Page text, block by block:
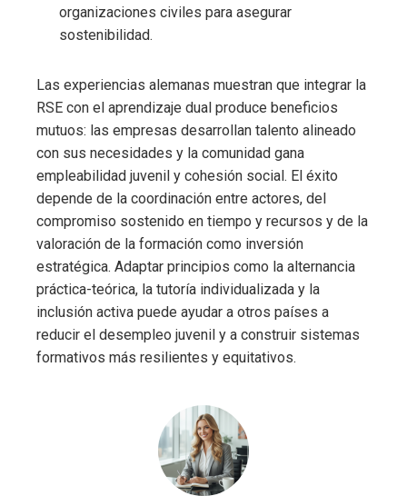
organizaciones civiles para asegurar
sostenibilidad.
Las experiencias alemanas muestran que integrar la
RSE con el aprendizaje dual produce beneficios
mutuos: las empresas desarrollan talento alineado
con sus necesidades y la comunidad gana
empleabilidad juvenil y cohesión social. El éxito
depende de la coordinación entre actores, del
compromiso sostenido en tiempo y recursos y de la
valoración de la formación como inversión
estratégica. Adaptar principios como la alternancia
práctica-teórica, la tutoría individualizada y la
inclusión activa puede ayudar a otros países a
reducir el desempleo juvenil y a construir sistemas
formativos más resilientes y equitativos.